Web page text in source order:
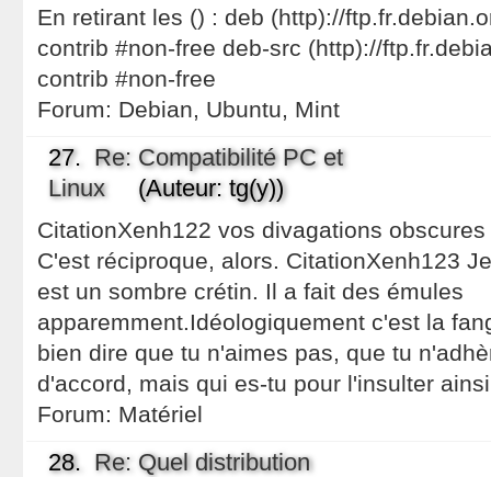
En retirant les () : deb (http)://
contrib #non-free deb-src (http)://
contrib #non-free
Forum: Debian, Ubuntu, Mint
27. Re: Compatibilité PC et
Linux(Auteur: tg(y))
CitationXenh122 vos divagations
C'est réciproque, alors. CitationXenh123
est un sombre crétin. Il a fait des émules
apparemment.Idéologiquement c'est la
bien dire que tu n'aimes pas, que tu
d'accord, mais qui es-tu pour l'insulter ainsi
Forum: Matériel
28. Re: Quel distribution